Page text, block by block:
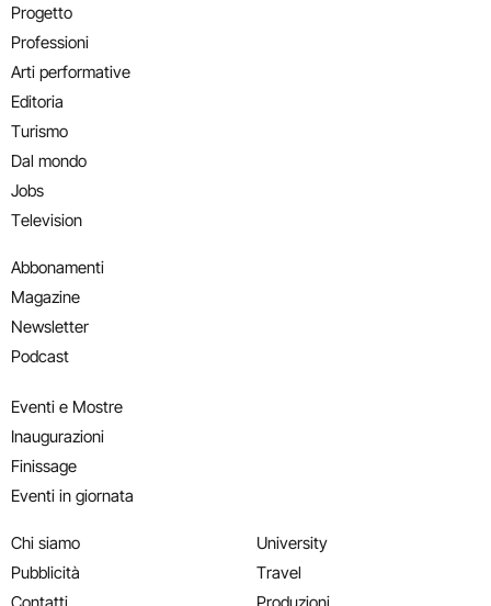
Progetto
Professioni
Arti performative
Editoria
Turismo
Dal mondo
Jobs
Television
Abbonamenti
Magazine
Newsletter
Podcast
Eventi e Mostre
Inaugurazioni
Finissage
Eventi in giornata
Chi siamo
Pubblicità
University
Travel